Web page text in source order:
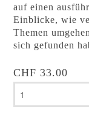
auf einen
Einblicke, wie
Themen
sich gefunden
CHF 33.00
Roland
Cecchetto
-